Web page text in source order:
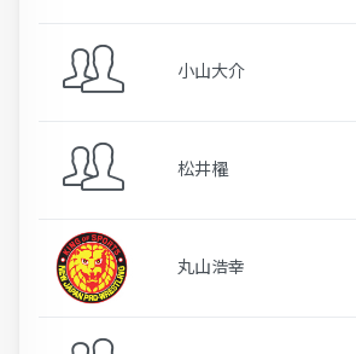
小山大介
松井櫂
丸山浩幸